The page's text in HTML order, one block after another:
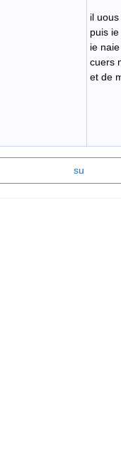
il
puis
ie
cuers
et de
su